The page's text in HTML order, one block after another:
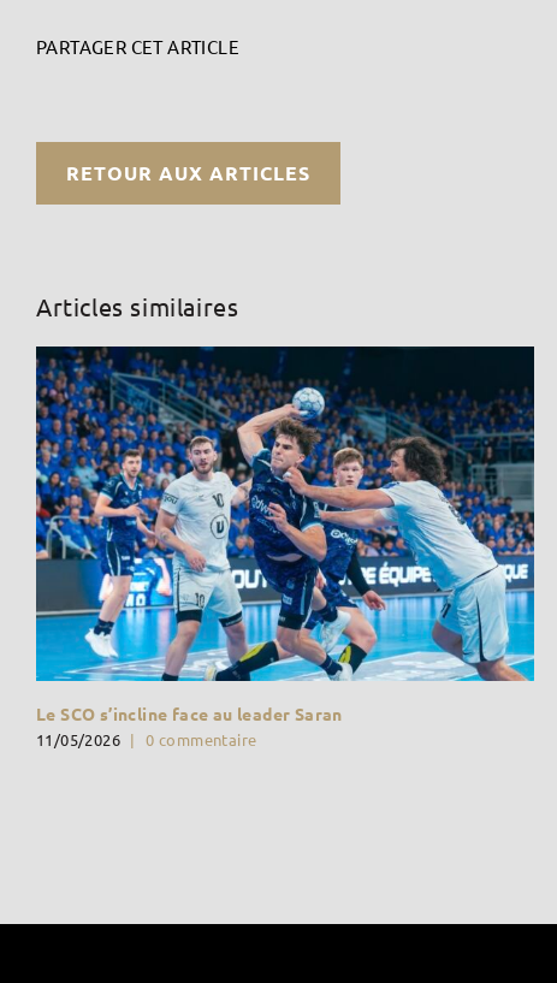
PARTAGER CET ARTICLE
RETOUR AUX ARTICLES
Articles similaires
Le SCO s’incline face au leader Saran
11/05/2026 | 0 commentaire